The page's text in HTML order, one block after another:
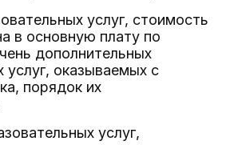
услуг, стоимость
в основную плату по
дополнительных
услуг, оказываемых с
порядок их
услуг,